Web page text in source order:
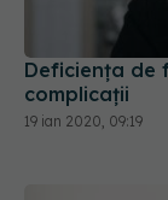
Deficiența de
complicații
19 ian 2020, 09:19